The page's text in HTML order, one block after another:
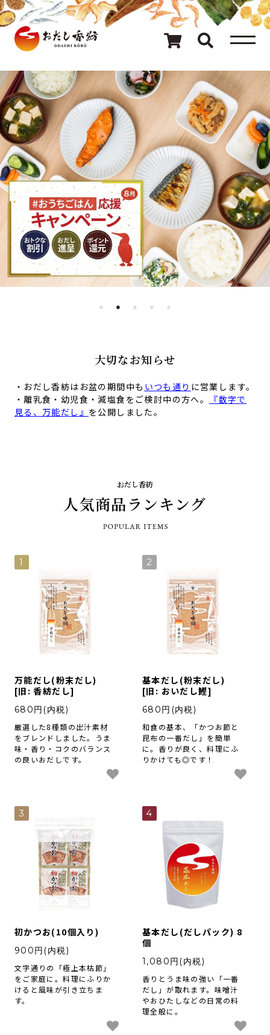
メニュー
80種類のおだし
カテゴリ一覧
おだしを探す
ギフト
キャンペーン情報
読み物
法人様向け
カートを見る
新規会員登録
会員ページにログイン
類似商品と不正転売について
特定商取引法に基づく表記
プライバシーポリシー
営業時間 10時-18時/水・日曜定休
大切なお知らせ
・おだし香紡はお盆の期間中も いつも通り に営業します。
・離乳食・幼児食・減塩食をご検討中の方へ。
『数字で
見る、万能だし』 を公開しました。
おだし香紡
人気商品ランキング
1
万能だし(粉末だし)
[旧: 香紡だし]
680円(内税)
厳選した8種類の出汁素材
をブレンドしました。うま
味・香り・コクのバランス
の良いおだしです。
2
基本だし(粉末だし)
[旧: おいだし鰹]
680円(内税)
和食の基本、「かつお節と
昆布の一番だし」を簡単
に。香りが良く、料理にふ
りかけても◎です！
3
初かつお(10個入り)
900円(内税)
文字通りの「極上本枯節」
をご家庭に。料理にふりか
けると風味が引き立ちま
す。
4
基本だし(だしパック) 8
個
1,080円(内税)
香りとうま味の強い「一番
だし」が取れます。味噌汁
やおひたしなどの日常の料
理全般に。